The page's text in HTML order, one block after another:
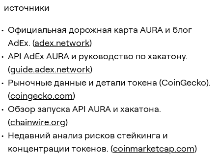
источники
Официальная дорожная карта AURA и блог
AdEx. (adex.network)
API AdEx AURA и руководство по хакатону.
(guide.adex.network)
Рыночные данные и детали токена (CoinGecko).
(coingecko.com)
Обзор запуска API AURA и хакатона.
(chainwire.org)
Недавний анализ рисков стейкинга и
концентрации токенов. (coinmarketcap.com)